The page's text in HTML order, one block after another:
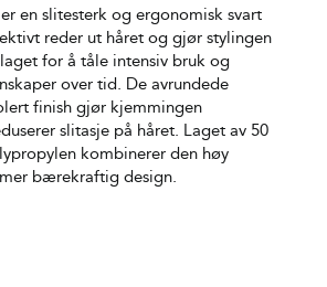
en slitesterk og ergonomisk svart
reder ut håret og gjør stylingen
for å tåle intensiv bruk og
over tid. De avrundede
finish gjør kjemmingen
slitasje på håret. Laget av 50
kombinerer den høy
bærekraftig design.